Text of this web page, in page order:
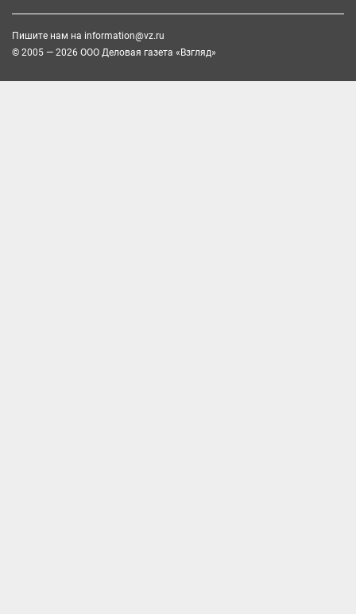
Пишите нам на information@vz.ru
© 2005 — 2026 ООО Деловая газета «Взгляд»